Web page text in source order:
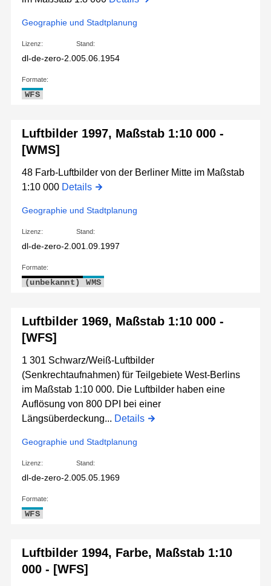
Geographie und Stadtplanung
Lizenz:
dl-de-zero-2.0
Stand:
05.06.1954
Formate:
WFS
Luftbilder 1997, Maßstab 1:10 000 -
[WMS]
48 Farb-Luftbilder von der Berliner Mitte im Maßstab
1:10 000 Details
Geographie und Stadtplanung
Lizenz:
dl-de-zero-2.0
Stand:
01.09.1997
Formate:
(unbekannt) WMS
Luftbilder 1969, Maßstab 1:10 000 -
[WFS]
1 301 Schwarz/Weiß-Luftbilder
(Senkrechtaufnahmen) für Teilgebiete West-Berlins
im Maßstab 1:10 000. Die Luftbilder haben eine
Auflösung von 800 DPI bei einer
Längsüberdeckung... Details
Geographie und Stadtplanung
Lizenz:
dl-de-zero-2.0
Stand:
05.05.1969
Formate:
WFS
Luftbilder 1994, Farbe, Maßstab 1:10
000 - [WFS]